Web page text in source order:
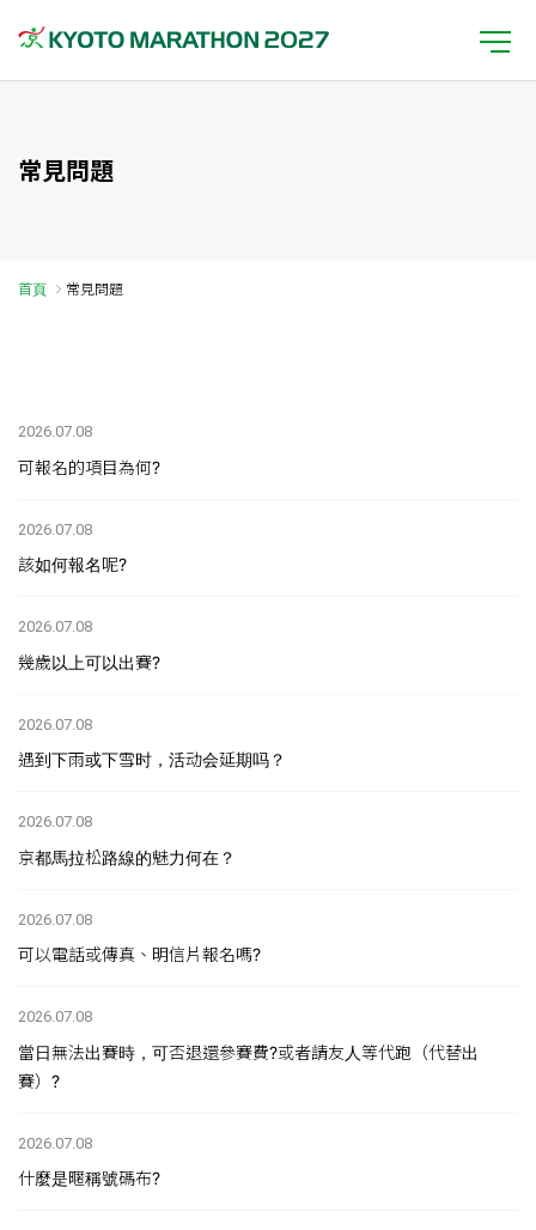
常見問題
首頁 常見問題
2026.07.08
可報名的項目為何?
2026.07.08
該如何報名呢?
2026.07.08
幾歲以上可以出賽?
2026.07.08
遇到下雨或下雪时，活动会延期吗？
2026.07.08
京都馬拉松路線的魅力何在？
2026.07.08
可以電話或傳真、明信片報名嗎?
2026.07.08
當日無法出賽時，可否退還參賽費?或者請友人等代跑（代替出
賽）?
2026.07.08
什麼是暱稱號碼布?